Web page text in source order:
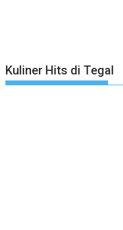
Kuliner Hits di Tegal